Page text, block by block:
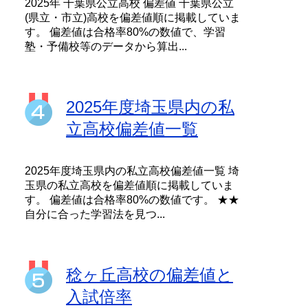
2025年 千葉県公立高校 偏差値 千葉県公立
(県立・市立)高校を偏差値順に掲載していま
す。 偏差値は合格率80%の数値で、学習
塾・予備校等のデータから算出...
2025年度埼玉県内の私
立高校偏差値一覧
2025年度埼玉県内の私立高校偏差値一覧 埼
玉県の私立高校を偏差値順に掲載していま
す。 偏差値は合格率80%の数値です。 ★★
自分に合った学習法を見つ...
稔ヶ丘高校の偏差値と
入試倍率